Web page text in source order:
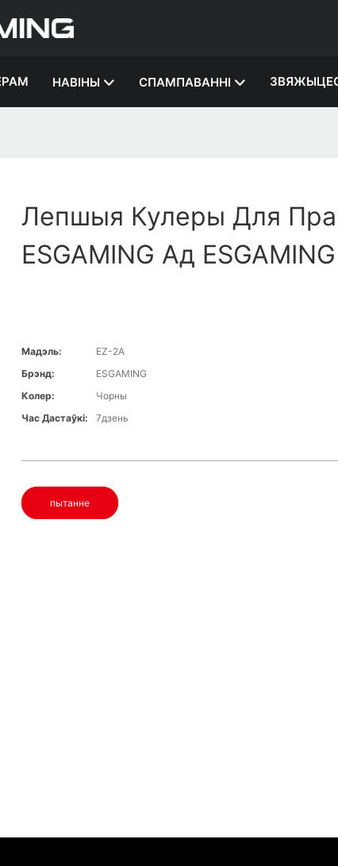
НАВІНЫ СПАМПАВАННІ
Лепшыя Кулеры Для
ESGAMING Ад ESGAMING
Мадэль:
EZ-2A
Брэнд:
ESGAMING
Колер:
Чорны
Час Дастаўкі:
7дзень
пытанне